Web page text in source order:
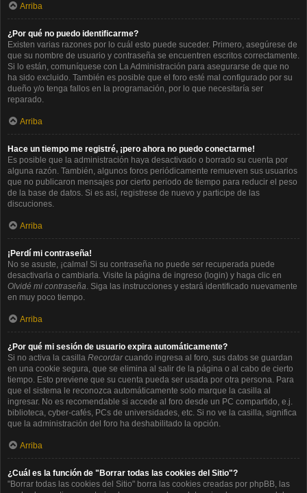
Arriba
¿Por qué no puedo identificarme?
Existen varias razones por lo cuál esto puede suceder. Primero, asegúrese de
que su nombre de usuario y contraseña se encuentren escritos correctamente.
Si lo están, comuníquese con La Administración para asegurarse de que no
ha sido excluido. También es posible que el foro esté mal configurado por su
dueño y/o tenga fallos en la programación, por lo que necesitaría ser
reparado.
Arriba
Hace un tiempo me registré, ¡pero ahora no puedo conectarme!
Es posible que la administración haya desactivado o borrado su cuenta por
alguna razón. También, algunos foros periódicamente remueven sus usuarios
que no publicaron mensajes por cierto periodo de tiempo para reducir el peso
de la base de datos. Si es así, registrese de nuevo y participe de las
discuciones.
Arriba
¡Perdí mi contraseña!
No se asuste, ¡calma! Si su contraseña no puede ser recuperada puede
desactivarla o cambiarla. Visite la página de ingreso (login) y haga clic en
Olvidé mi contraseña . Siga las instrucciones y estará identificado nuevamente
en muy poco tiempo.
Arriba
¿Por qué mi sesión de usuario expira automáticamente?
Si no activa la casilla Recordarcuando ingresa al foro, sus datos se guardan
en una cookie segura, que se elimina al salir de la página o al cabo de cierto
tiempo. Esto previene que su cuenta pueda ser usada por otra persona. Para
que el sistema le reconozca automáticamente solo marque la casilla al
ingresar. No es recomendable si accede al foro desde un PC compartido, e.j.
biblioteca, cyber-cafés, PCs de universidades, etc. Si no ve la casilla, significa
que la administración del foro ha deshabilitado la opción.
Arriba
¿Cuál es la función de "Borrar todas las cookies del Sitio"?
"Borrar todas las cookies del Sitio" borra las cookies creadas por phpBB, las